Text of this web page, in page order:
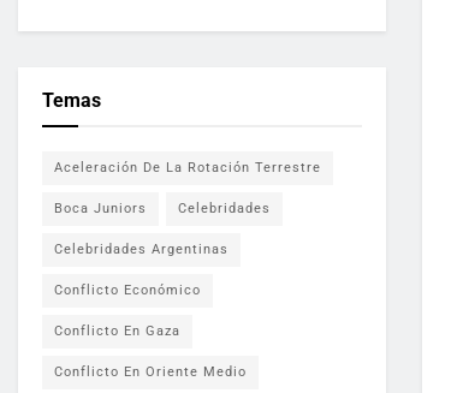
Temas
Aceleración De La Rotación Terrestre
Boca Juniors Celebridades
Celebridades Argentinas
Conflicto Económico
Conflicto En Gaza
Conflicto En Oriente Medio